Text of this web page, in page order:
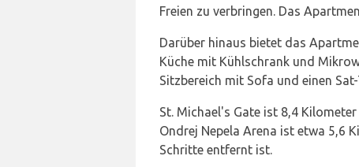
Freien zu verbringen. Das
Darüber hinaus bietet das
Küche mit Kühlschrank und
Sitzbereich mit Sofa und einen
St. Michael's Gate ist 8,4
Ondrej Nepela Arena ist etwa 5,6
Schritte entfernt ist.